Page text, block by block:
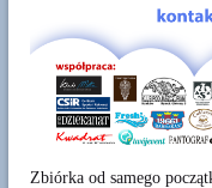
Zbiórka od samego